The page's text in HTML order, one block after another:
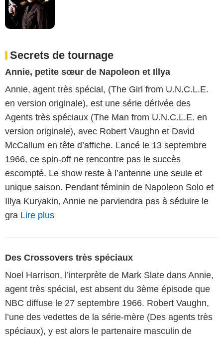
Secrets de tournage
Annie, petite sœur de Napoleon et Illya
Annie, agent très spécial, (The Girl from U.N.C.L.E.
en version originale), est une série dérivée des
Agents très spéciaux (The Man from U.N.C.L.E. en
version originale), avec Robert Vaughn et David
McCallum en tête d’affiche. Lancé le 13 septembre
1966, ce spin-off ne rencontre pas le succès
escompté. Le show reste à l’antenne une seule et
unique saison. Pendant féminin de Napoleon Solo et
Illya Kuryakin, Annie ne parviendra pas à séduire le
gra Lire plus
Des Crossovers très spéciaux
Noel Harrison, l’interprète de Mark Slate dans Annie,
agent très spécial, est absent du 3ème épisode que
NBC diffuse le 27 septembre 1966. Robert Vaughn,
l’une des vedettes de la série-mère (Des agents très
spéciaux), y est alors le partenaire masculin de